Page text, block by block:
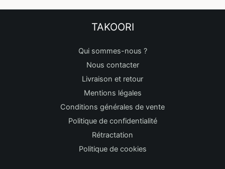
TAKOORI
Qui sommes-nous ?
Nous contacter
Livraison et retour
Mentions légales
Conditions générales de vente
Politique de confidentialité
Rétractation
Politique de cookies